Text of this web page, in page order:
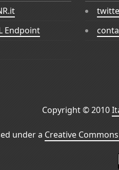
Endpoint
Copyright © 2010
under a Creative